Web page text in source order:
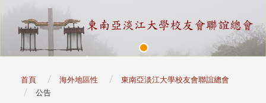
首頁 海外地區性
東南亞淡江大學校友會聯誼總會
公告